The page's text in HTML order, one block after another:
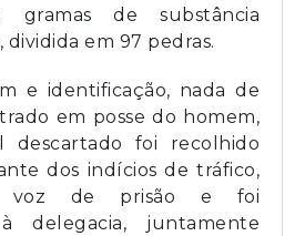
gramas de substância
dividida em 97 pedras.
e identificação, nada de
em posse do homem,
descartado foi recolhido
dos indícios de tráfico,
voz de prisão e foi
delegacia, juntamente